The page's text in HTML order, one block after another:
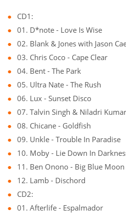
CD1:
01. D*note - Love Is Wise
02. Blank & Jones with Jason
03. Chris Coco - Cape Clear
04. Bent - The Park
05. Ultra Nate - The Rush
06. Lux - Sunset Disco
07. Talvin Singh & Niladri
08. Chicane - Goldfish
09. Unkle - Trouble In Paradise
10. Moby - Lie Down In
11. Ben Onono - Big Blue Moon
12. Lamb - Dischord
CD2:
01. Afterlife - Espalmador